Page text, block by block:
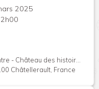
2025
Châtellerault, France